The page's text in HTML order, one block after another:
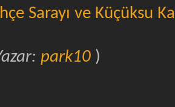
Sarayı ve Küçüksu
park10)